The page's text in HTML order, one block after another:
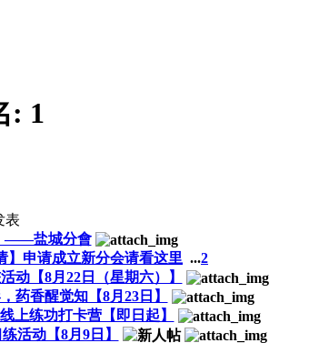
: 1
表
——盐城分會
】申请成立新分会请看这里 ...2
动【8月22日（星期六）】
药香醒觉知【8月23日】
上练功打卡营【即日起】
活动【8月9日】